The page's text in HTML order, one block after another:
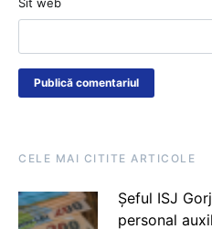
CELE MAI CITITE ARTICOLE
Șeful ISJ
personal